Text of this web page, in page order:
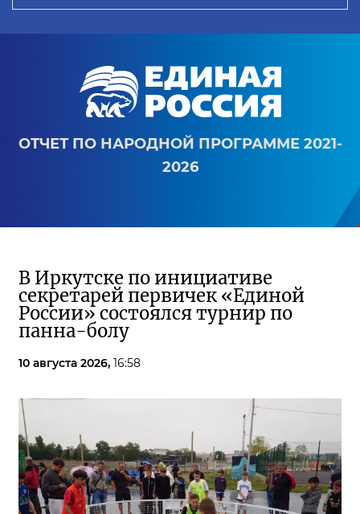
ОТЧЕТ ПО НАРОДНОЙ ПРОГРАММЕ 2021-
2026
В Иркутске по инициативе
секретарей первичек «Единой
России» состоялся турнир по
панна-болу
10 августа 2026, 16:58